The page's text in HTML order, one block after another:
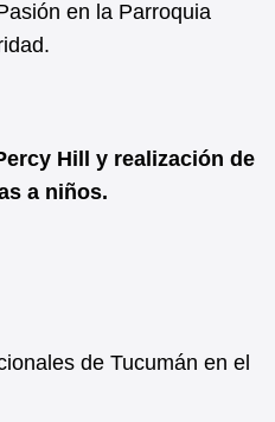
en la Parroquia
Hill y realización de
a niños.
de Tucumán en el